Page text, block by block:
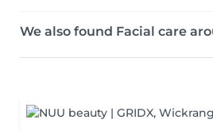
We also found Facial care